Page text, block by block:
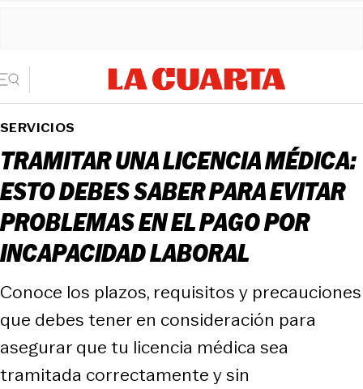
SERVICIOS
TRAMITAR UNA LICENCIA MÉDICA:
ESTO DEBES SABER PARA EVITAR
PROBLEMAS EN EL PAGO POR
INCAPACIDAD LABORAL
Conoce los plazos, requisitos y precauciones
que debes tener en consideración para
asegurar que tu licencia médica sea
tramitada correctamente y sin